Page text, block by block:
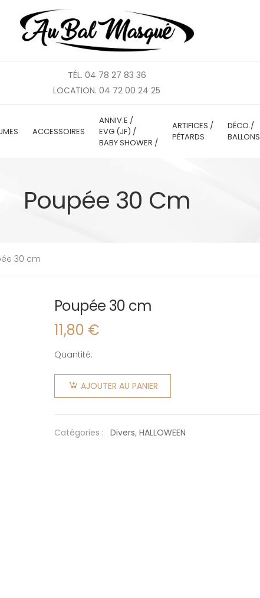
TÉL. 04 78 27 83 36
LOCATION. 04 72 00 24 25
ACCESSOIRES
ANNIV.E /
EVG (JF) /
BABY SHOWER /
ARTIFICES /
PÉTARDS
DÉCO./
BALLONS
Poupée 30 Cm
30 cm
Poupée 30 cm
11,80 €
Quantité:
quantité
de
Poupée
AJOUTER AU PANIER
Catégories : Divers, HALLOWEEN